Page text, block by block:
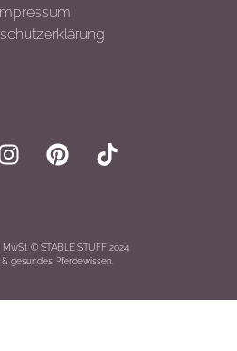
g
© STABLE STUFF 2024.
gesundes Pferdewissen.